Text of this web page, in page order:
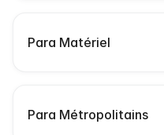
Para Matériel
Para Métropolitains